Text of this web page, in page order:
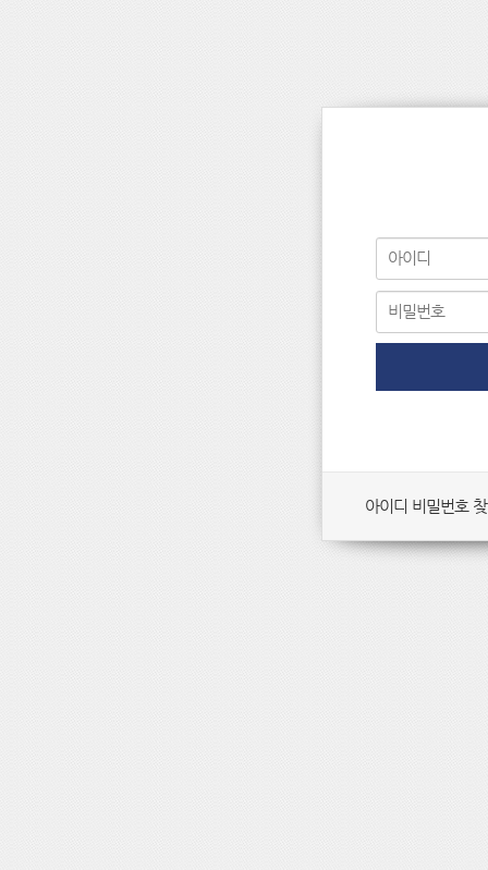
아이디 비밀번호